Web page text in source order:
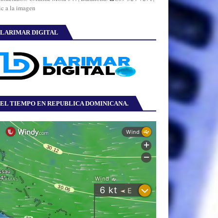
a la imagen
LARIMAR DIGITAL
EL TIEMPO EN REPUBLICA DOMINICANA.